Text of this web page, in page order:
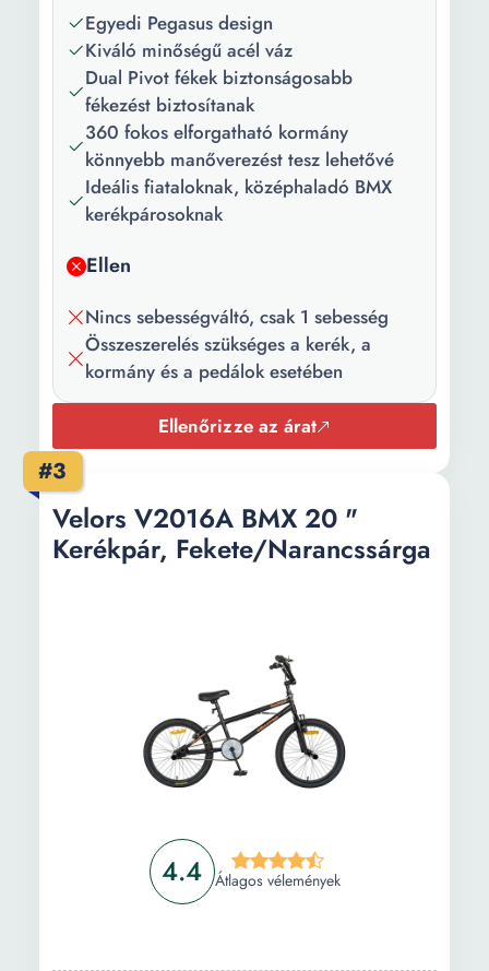
Villa típus:
Rögzített
Váz anyaga:
Acél
Sebességek
száma:
1
Szín:
Zöld Fekete
Fék típus:
Mechanikus
Fékrendszer:
Főbb
jellemzők:
1 speed front
Maximális
támogatott
120 kg
Váz mérete:
Kerék átmérő:
20 inch
Egyedi Pegasus design
Kiváló minőségű acél váz
Dual Pivot fékek biztonságosabb
fékezést biztosítanak
360 fokos elforgatható kormány
könnyebb manőverezést tesz lehetővé
Ideális fiataloknak, középhaladó BMX
kerékpárosoknak
Ellen
Nincs sebességváltó, csak 1 sebesség
Összeszerelés szükséges a kerék, a
kormány és a pedálok esetében
Ellenőrizze az árat
#3
4.4 Átlagos vélemények
Velors V2016A BMX 20 "
Kerékpár, Fekete/Narancssárga